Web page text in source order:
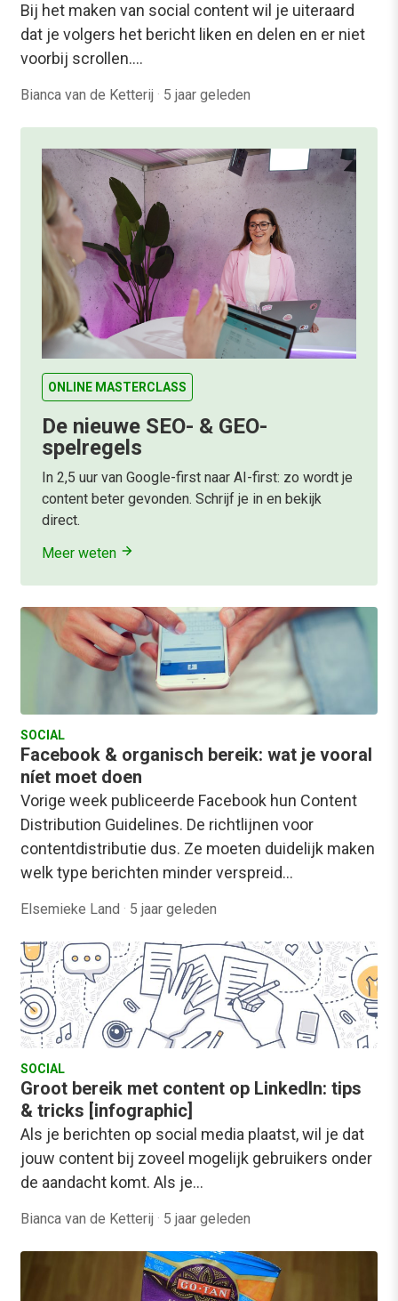
Bij het maken van social content wil je uiteraard
dat je volgers het bericht liken en delen en er niet
voorbij scrollen.…
Bianca van de Ketterij · 5 jaar geleden
ONLINE MASTERCLASS
De nieuwe SEO- & GEO-
spelregels
In 2,5 uur van Google-first naar AI-first: zo wordt je
content beter gevonden. Schrijf je in en bekijk
direct.
Meer weten
SOCIAL
Facebook & organisch bereik: wat je vooral
níet moet doen
Vorige week publiceerde Facebook hun Content
Distribution Guidelines. De richtlijnen voor
contentdistributie dus. Ze moeten duidelijk maken
welk type berichten minder verspreid…
Elsemieke Land · 5 jaar geleden
SOCIAL
Groot bereik met content op LinkedIn: tips
& tricks [infographic]
Als je berichten op social media plaatst, wil je dat
jouw content bij zoveel mogelijk gebruikers onder
de aandacht komt. Als je…
Bianca van de Ketterij · 5 jaar geleden